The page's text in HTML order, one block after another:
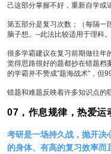
己这部分掌握不好，重新自学或
第五部分是复习次数；（每隔一
脑子想。--此法比较适用于理科。
很多学霸建议在复习前期做往年
觉得思路很好的题都抄在错题档
的学霸并不赞成"题海战术"，但
错题和难题反映着许多知识点的
07，作息规律，热爱运
考研是一场持久战，抛开决
的身体、有高的复习效率而